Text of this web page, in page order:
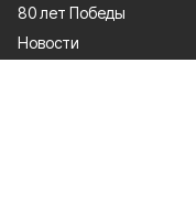
80 лет Победы
Новости